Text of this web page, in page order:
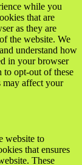
while you
that are
as they are
the website. We
understand how
in your browser
to opt-out of these
may affect your
website to
that ensures
These